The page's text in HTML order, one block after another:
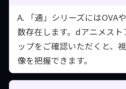
A. 「通」シリーズにはOVA
数存在します。dアニメス
ップをご確認いただくと、
像を把握できます。